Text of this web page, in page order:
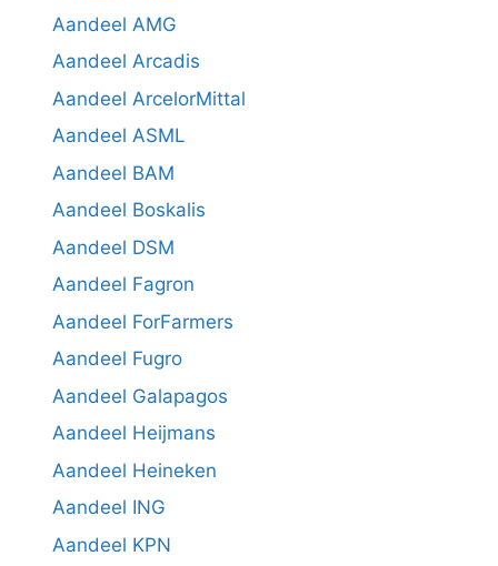
Aandeel AMG
Aandeel Arcadis
Aandeel ArcelorMittal
Aandeel ASML
Aandeel BAM
Aandeel Boskalis
Aandeel DSM
Aandeel Fagron
Aandeel ForFarmers
Aandeel Fugro
Aandeel Galapagos
Aandeel Heijmans
Aandeel Heineken
Aandeel ING
Aandeel KPN